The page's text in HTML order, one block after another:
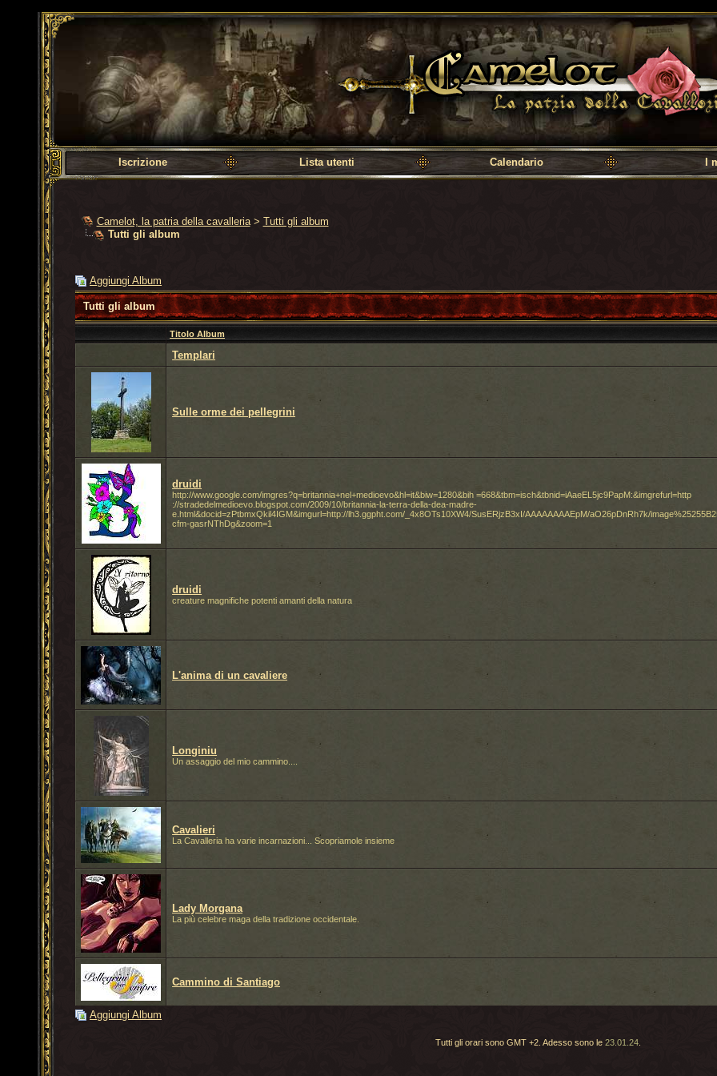
Camelot, la patria della cavalleria
Iscrizione Lista utenti Calendario I
Camelot, la patria della cavalleria > Tutti gli album
Tutti gli album
Aggiungi Album
Tutti gli album
Titolo Album
Templari
Sulle orme dei pellegrini
druidi
http://www.google.com/imgres?q=britannia+nel+medioevo&hl=it&biw=1280&bih =668&tbm=isch&tbnid=iAaeEL5jc9PapM:&imgrefurl=http
://stradedelmedioevo.blogspot.com/2009/10/britannia-la-terra-della-dea-madre-
e.html&docid=zPtbmxQkil4IGM&imgurl=http://lh3.ggpht.com/_4x8OTs10XW4/SusERjzB3xI/AAAAAAAAEpM/aO26pDnRh7k/
cfm-gasrNThDg&zoom=1
druidi
creature magnifiche potenti amanti della natura
L'anima di un cavaliere
Longiniu
Un assaggio del mio cammino....
Cavalieri
La Cavalleria ha varie incarnazioni... Scopriamole insieme
Lady Morgana
La più celebre maga della tradizione occidentale.
Cammino di Santiago
Aggiungi Album
Tutti gli orari sono GMT +2. Adesso sono le 23.01.24.